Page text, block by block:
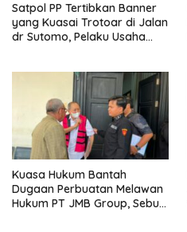
Satpol PP Tertibkan Banner
yang Kuasai Trotoar di Jalan
dr Sutomo, Pelaku Usaha
Kuasa Hukum Bantah
Dugaan Perbuatan Melawan
Hukum PT JMB Group, Sebut